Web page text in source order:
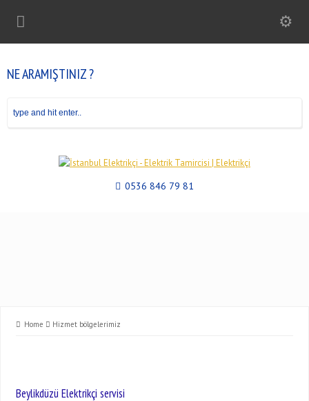
NE ARAMIŞTINIZ ?
0536 846 79 81
Home Hizmet bölgelerimiz
Beylikdüzü Elektrikçi servisi